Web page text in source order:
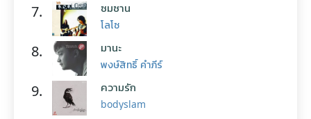
7. ซมซาน
โลโซ
8. มานะ
พงษ์สิทธิ์ คำภีร์
9. ความรัก
bodyslam